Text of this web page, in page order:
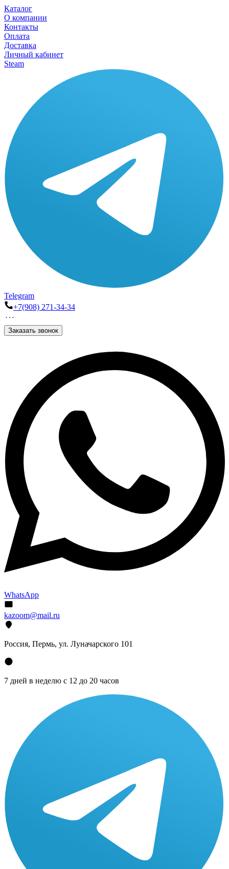
Каталог
О компании
Контакты
Оплата
Доставка
Личный кабинет
Steam
Telegram
+7(908) 271-34-34
Заказать звонок
WhatsApp
kazoom@mail.ru
Россия, Пермь, ул. Луначарского 101
7 дней в неделю с 12 до 20 часов